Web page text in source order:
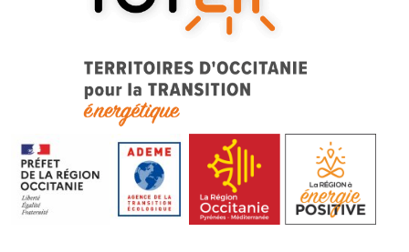
TOTEn Occitanie | Territoires
d’Occitanie pour la Transition
Energétique